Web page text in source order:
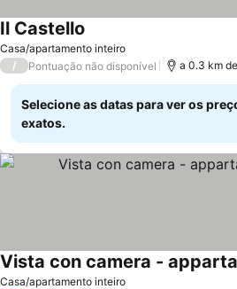
Casa/apartamento inteiro
Il Castello
/ Pontuação não disponível a 0.3 km
Selecione as datas para ver os
exatos.
Casa/apartamento inteiro
Vista con camera -